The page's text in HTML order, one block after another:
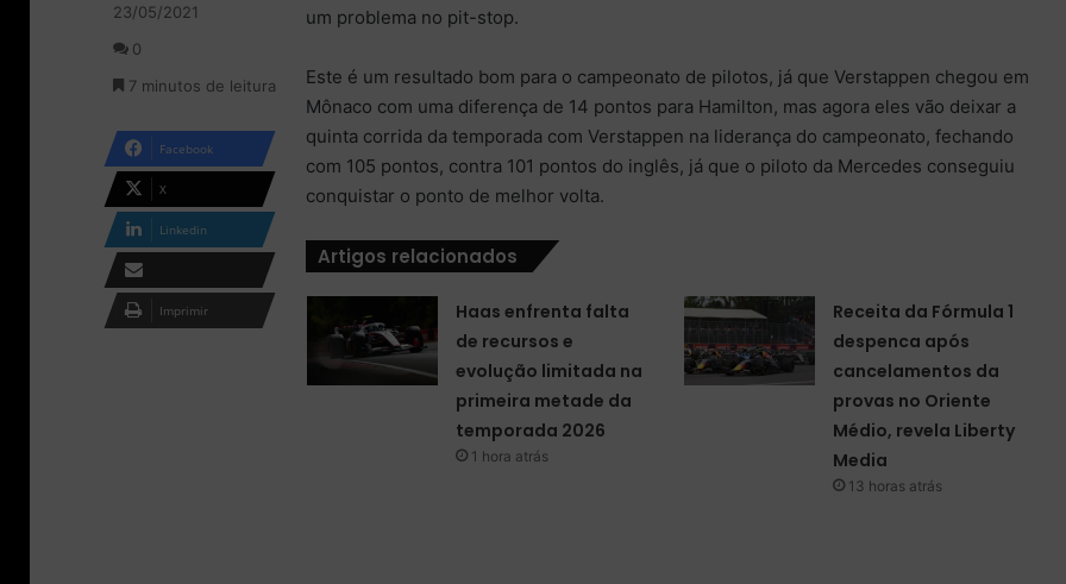
um problema no pit-stop.
Este é um resultado bom para o campeonato de pilotos, já que Verstappen chegou em
Mônaco com uma diferença de 14 pontos para Hamilton, mas agora eles vão deixar a
quinta corrida da temporada com Verstappen na liderança do campeonato, fechando
com 105 pontos, contra 101 pontos do inglês, já que o piloto da Mercedes conseguiu
conquistar o ponto de melhor volta.
Artigos relacionados
Haas enfrenta falta
de recursos e
evolução limitada na
primeira metade da
temporada 2026
1 hora atrás
Receita da Fórmula 1
despenca após
cancelamentos da
provas no Oriente
Médio, revela Liberty
Media
13 horas atrás
o
n
e
e
a
i
l
23/05/2021
0
7 minutos de leitura
Facebook
X
Linkedin
Compartilhar via e-
mail
Imprimir